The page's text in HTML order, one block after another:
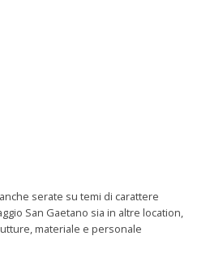
serate su temi di carattere
San Gaetano sia in altre location,
materiale e personale